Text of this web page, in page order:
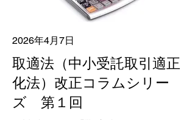
2026年4月7日
取適法（中小受託取引適正
化法）改正コラムシリー
ズ 第１回